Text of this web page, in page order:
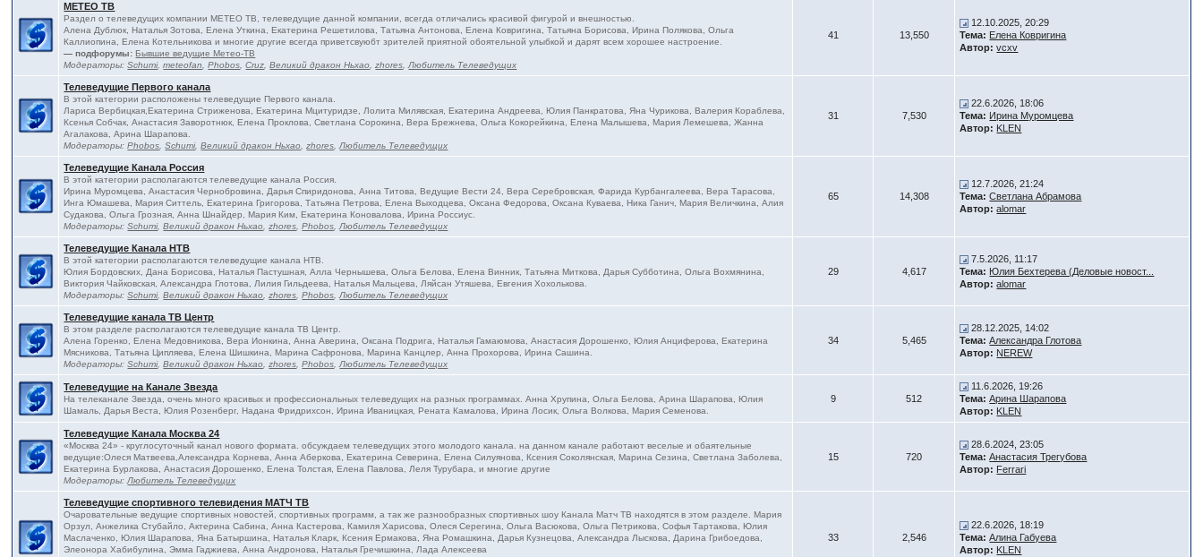
МЕТЕО ТВ
Раздел о телеведущих компании МЕТЕО ТВ, телеведущие данной компании, всегда отличались красивой фигурой и внешностью.
Алена Дублюк, Наталья Зотова, Елена Уткина, Екатерина Решетилова, Татьяна Антонова, Елена Ковригина, Татьяна Борисова, Ирина Полякова, Ольга
Каллиопина, Елена Котельникова и многие другие всегда приветсвуюбт зрителей приятной обоятельной улыбкой и дарят всем хорошее настроение.
— подфорумы: Бывшие ведущие Метео-ТВ
Модераторы:Schumi,meteofan,Phobos,Cruz,Великий дракон Ньхао,zhores,Любитель Телеведущих
41 13,550
12.10.2025, 20:29
Тема: Елена Ковригина
Автор: vcxv
Телеведущие Первого канала
В этой категории расположены телеведущие Первого канала.
Лариса Вербицкая,Екатерина Стриженова, Екатерина Мцитуридзе, Лолита Милявская, Екатерина Андреева, Юлия Панкратова, Яна Чурикова, Валерия Кораблева,
Ксенья Собчак, Анастасия Заворотнюк, Елена Проклова, Светлана Сорокина, Вера Брежнева, Ольга Кокорейкина, Елена Малышева, Мария Лемешева, Жанна
Агалакова, Арина Шарапова.
Модераторы:Phobos,Schumi,Великий дракон Ньхао,zhores,Любитель Телеведущих
31 7,530
22.6.2026, 18:06
Тема: Ирина Муромцева
Автор: KLEN
Телеведущие Канала Россия
В этой категории располагаются телеведущие канала Россия.
Ирина Муромцева, Анастасия Чернобровина, Дарья Спиридонова, Анна Титова, Ведущие Вести 24, Вера Серебровская, Фарида Курбангалеева, Вера Тарасова,
Инга Юмашева, Мария Ситтель, Екатерина Григорова, Татьяна Петрова, Елена Выходцева, Оксана Федорова, Оксана Куваева, Ника Ганич, Мария Величкина, Алия
Судакова, Ольга Грозная, Анна Шнайдер, Мария Ким, Екатерина Коновалова, Ирина Россиус.
Модераторы:Schumi,Великий дракон Ньхао,zhores,Phobos,Любитель Телеведущих
65 14,308
12.7.2026, 21:24
Тема: Светлана Абрамова
Автор: alomar
Телеведущие Канала НТВ
В этой категории располагаются телеведущие канала НТВ.
Юлия Бордовских, Дана Борисова, Наталья Пастушная, Алла Чернышева, Ольга Белова, Елена Винник, Татьяна Миткова, Дарья Субботина, Ольга Вохмянина,
Виктория Чайковская, Александра Глотова, Лилия Гильдеева, Наталья Мальцева, Ляйсан Утяшева, Евгения Хохолькова.
Модераторы:Schumi,Великий дракон Ньхао,zhores,Phobos,Любитель Телеведущих
29 4,617
7.5.2026, 11:17
Тема: Юлия Бехтерева (Деловые новост...
Автор: alomar
Телеведущие канала ТВ Центр
В этом разделе располагаются телеведущие канала ТВ Центр.
Алена Горенко, Елена Медовникова, Вера Ионкина, Анна Аверина, Оксана Подрига, Наталья Гамаюмова, Анастасия Дорошенко, Юлия Анциферова, Екатерина
Мясникова, Татьяна Ципляева, Елена Шишкина, Марина Сафронова, Марина Канцлер, Анна Прохорова, Ирина Сашина.
Модераторы:Schumi,Великий дракон Ньхао,zhores,Phobos,Любитель Телеведущих
34 5,465
28.12.2025, 14:02
Тема: Александра Глотова
Автор: NEREW
Телеведущие на Канале Звезда
На телеканале Звезда, очень много красивых и профессиональных телеведущих на разных программах. Анна Хрупина, Ольга Белова, Арина Шарапова, Юлия
Шамаль, Дарья Веста, Юлия Розенберг, Надана Фридрихсон, Ирина Иваницкая, Рената Камалова, Ирина Лосик, Ольга Волкова, Мария Семенова.
9 512
11.6.2026, 19:26
Тема: Арина Шарапова
Автор: KLEN
Телеведущие Канала Москва 24
«Москва 24» - круглосуточный канал нового формата. обсуждаем телеведущих этого молодого канала. на данном канале работают веселые и обаятельные
ведущие:Олеся Матвеева,Александра Корнева, Анна Аберкова, Екатерина Северина, Елена Силуянова, Ксения Соколянская, Марина Сезина, Светлана Заболева,
Екатерина Бурлакова, Анастасия Дорошенко, Елена Толстая, Елена Павлова, Леля Турубара, и многие другие
Модераторы:Любитель Телеведущих
15 720
28.6.2024, 23:05
Тема: Анастасия Трегубова
Автор: Ferrari
Телеведущие спортивного телевидения МАТЧ ТВ
Очаровательные ведущие спортивных новостей, спортивных программ, а так же разнообразных спортивных шоу Канала Матч ТВ находятся в этом разделе. Мария
Орзул, Анжелика Стубайло, Актерина Сабина, Анна Кастерова, Камиля Харисова, Олеся Серегина, Ольга Васюкова, Ольга Петрикова, Софья Тартакова, Юлия
Маслаченко, Юлия Шарапова, Яна Батыршина, Наталья Кларк, Ксения Ермакова, Яна Ромашкина, Дарья Кузнецова, Александра Лыскова, Дарина Грибоедова,
Элеонора Хабибулина, Эмма Гаджиева, Анна Андронова, Наталья Гречишкина, Лада Алексеева
33 2,546
22.6.2026, 18:19
Тема: Алина Габуева
Автор: KLEN